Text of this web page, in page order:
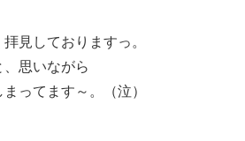
見しておりますっ。
思いながら
ってます～。（泣）